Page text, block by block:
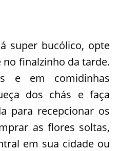
super bucólico, opte
finalzinho da tarde.
e em comidinhas
dos chás e faça
para recepcionar os
as flores soltas,
em sua cidade ou